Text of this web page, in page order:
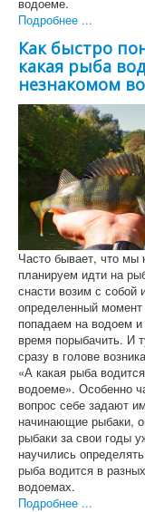
Подробнее ...
Как быстро
какая рыба
незнакомом
Часто бывает, что мы
планируем идти на
снасти возим с собой
определенный
попадаем на водоем и
время порыбачить. И
сразу в голове
«А какая рыба
водоеме». Особенно
вопрос себе задают
начинающие рыбаки,
рыбаки за свои годы
научились
рыба водится в разных
водоемах.
Подробнее ...